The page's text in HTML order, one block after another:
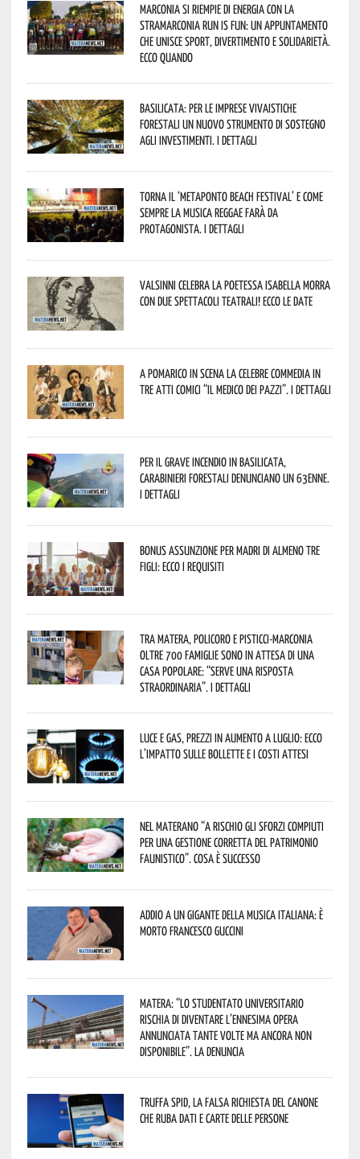
Marconia si riempie di energia con la
StraMarconia Run is Fun: un appuntamento
che unisce sport, divertimento e solidarietà.
Ecco quando
Basilicata: per le imprese vivaistiche
forestali un nuovo strumento di sostegno
agli investimenti. I dettagli
Torna il ‘Metaponto beach festival’ e come
sempre la musica reggae farà da
protagonista. I dettagli
Valsinni celebra la poetessa Isabella Morra
con due spettacoli teatrali! Ecco le date
A Pomarico in scena la celebre commedia in
tre atti comici “Il medico dei pazzi”. I dettagli
Per il grave incendio in Basilicata,
Carabinieri forestali denunciano un 63enne.
I dettagli
Bonus assunzione per madri di almeno tre
figli: ecco i requisiti
Tra Matera, Policoro e Pisticci-Marconia
oltre 700 famiglie sono in attesa di una
casa popolare: “serve una risposta
straordinaria”. I dettagli
Luce e gas, prezzi in aumento a luglio: ecco
l’impatto sulle bollette e i costi attesi
Nel materano “a rischio gli sforzi compiuti
per una gestione corretta del patrimonio
faunistico”. Cosa è successo
Addio a un gigante della musica italiana: è
morto Francesco Guccini
Matera: “Lo studentato universitario
rischia di diventare l’ennesima opera
annunciata tante volte ma ancora non
disponibile”. La denuncia
Truffa Spid, la falsa richiesta del canone
che ruba dati e carte delle persone